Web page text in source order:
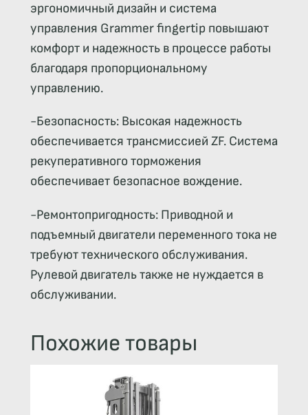
эргономичный дизайн и система
управления Grammer fingertip повышают
комфорт и надежность в процессе работы
благодаря пропорциональному
управлению.
-Безопасность: Высокая надежность
обеспечивается трансмиссией ZF. Система
рекуперативного торможения
обеспечивает безопасное вождение.
-Ремонтопригодность: Приводной и
подъемный двигатели переменного тока не
требуют технического обслуживания.
Рулевой двигатель также не нуждается в
обслуживании.
Похожие товары